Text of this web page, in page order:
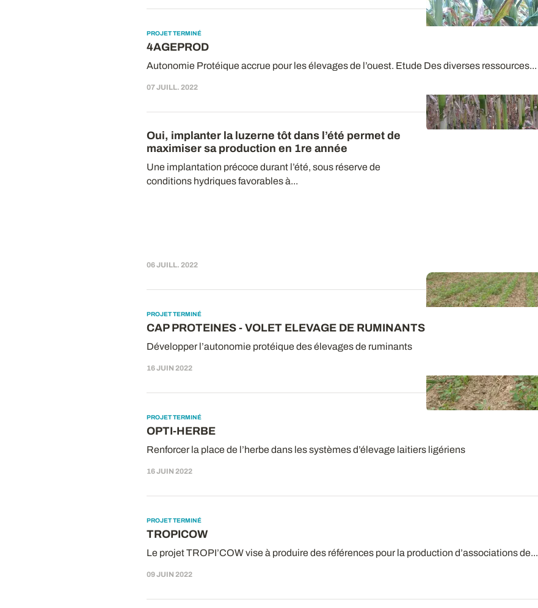
PROJET TERMINÉ
4AGEPROD
Autonomie Protéique accrue pour les élevages de l’ouest. Etude Des diverses ressources...
07 JUILL. 2022
Oui, implanter la luzerne tôt dans l’été permet de
maximiser sa production en 1re année
Une implantation précoce durant l’été, sous réserve de
conditions hydriques favorables à...
06 JUILL. 2022
PROJET TERMINÉ
CAP PROTEINES - VOLET ELEVAGE DE RUMINANTS
Développer l’autonomie protéique des élevages de ruminants
16 JUIN 2022
PROJET TERMINÉ
OPTI-HERBE
Renforcer la place de l’herbe dans les systèmes d’élevage laitiers ligériens
16 JUIN 2022
PROJET TERMINÉ
TROPICOW
Le projet TROPI’COW vise à produire des références pour la production d’associations de...
09 JUIN 2022